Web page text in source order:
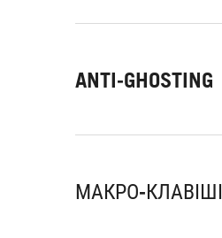
ANTI-GHOSTING
МАКРО-КЛАВІШІ